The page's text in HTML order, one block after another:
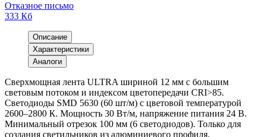
Отказное письмо
333 Кб
Описание
Характеристики
Аналоги
Сверхмощная лента ULTRA шириной 12 мм с большим
световым потоком и индексом цветопередачи CRI>85.
Светодиоды SMD 5630 (60 шт/м) с цветовой температурой
2600–2800 К. Мощность 30 Вт/м, напряжение питания 24 В.
Минимальный отрезок 100 мм (6 светодиодов). Только для
создания светильников из алюминиевого профиля.